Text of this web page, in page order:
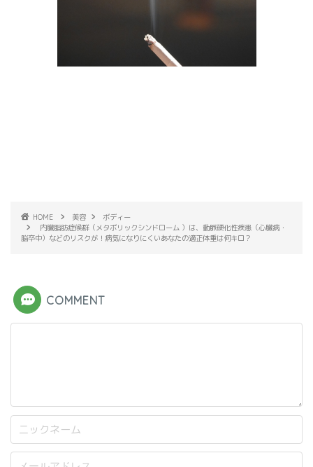
HOME 美容
ボディー
内臓脂肪症候群（メタボリックシンドローム ）は、動脈硬化性疾患（心臓病・
脳卒中）などのリスクが！病気になりにくいあなたの適正体重は何キロ？
COMMENT